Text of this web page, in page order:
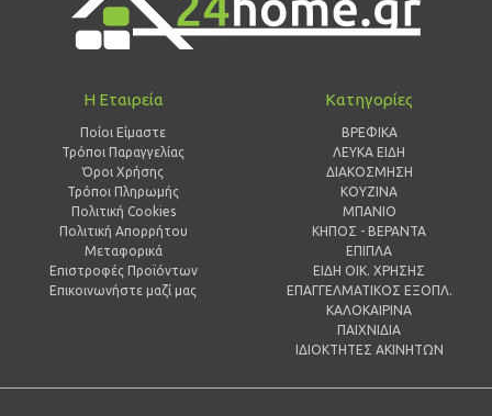
Η Εταιρεία
Ποίοι Είμαστε
Τρόποι Παραγγελίας
Όροι Χρήσης
Τρόποι Πληρωμής
Πολιτική Cookies
Πολιτική Απορρήτου
Μεταφορικά
Επιστροφές Προϊόντων
Επικοινωνήστε μαζί μας
Κατηγορίες
ΒΡΕΦΙΚΑ
ΛΕΥΚΑ ΕΙΔΗ
ΔΙΑΚΟΣΜΗΣΗ
ΚΟΥΖΙΝΑ
ΜΠΑΝΙΟ
ΚΗΠΟΣ - ΒΕΡΑΝΤΑ
ΕΠΙΠΛΑ
ΕΙΔΗ ΟΙΚ. ΧΡΗΣΗΣ
ΕΠΑΓΓΕΛΜΑΤΙΚΟΣ ΕΞΟΠΛ.
ΚΑΛΟΚΑΙΡΙΝΑ
ΠΑΙΧΝΙΔΙΑ
ΙΔΙΟΚΤΗΤΕΣ ΑΚΙΝΗΤΩΝ